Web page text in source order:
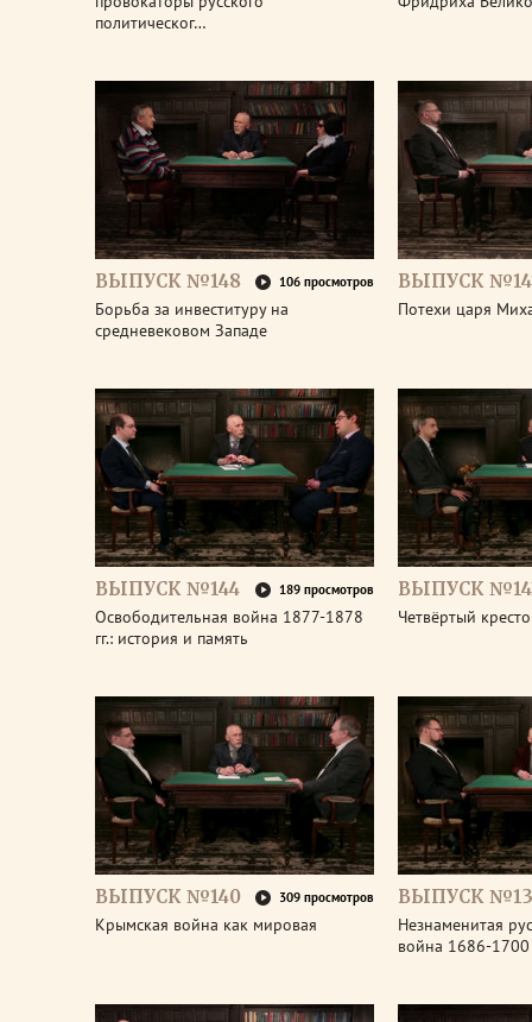
политическог…
ВЫПУСК №148 106 просмотров
Борьба за инвеституру на
средневековом Западе
ВЫПУСК
Потехи царя
ВЫПУСК №144 189 просмотров
Освободительная война 1877-1878
гг.: история и память
ВЫПУСК
Четвёртый
ВЫПУСК №140 309 просмотров
Крымская война как мировая
ВЫПУСК
Незнаменитая
война 1686-1700